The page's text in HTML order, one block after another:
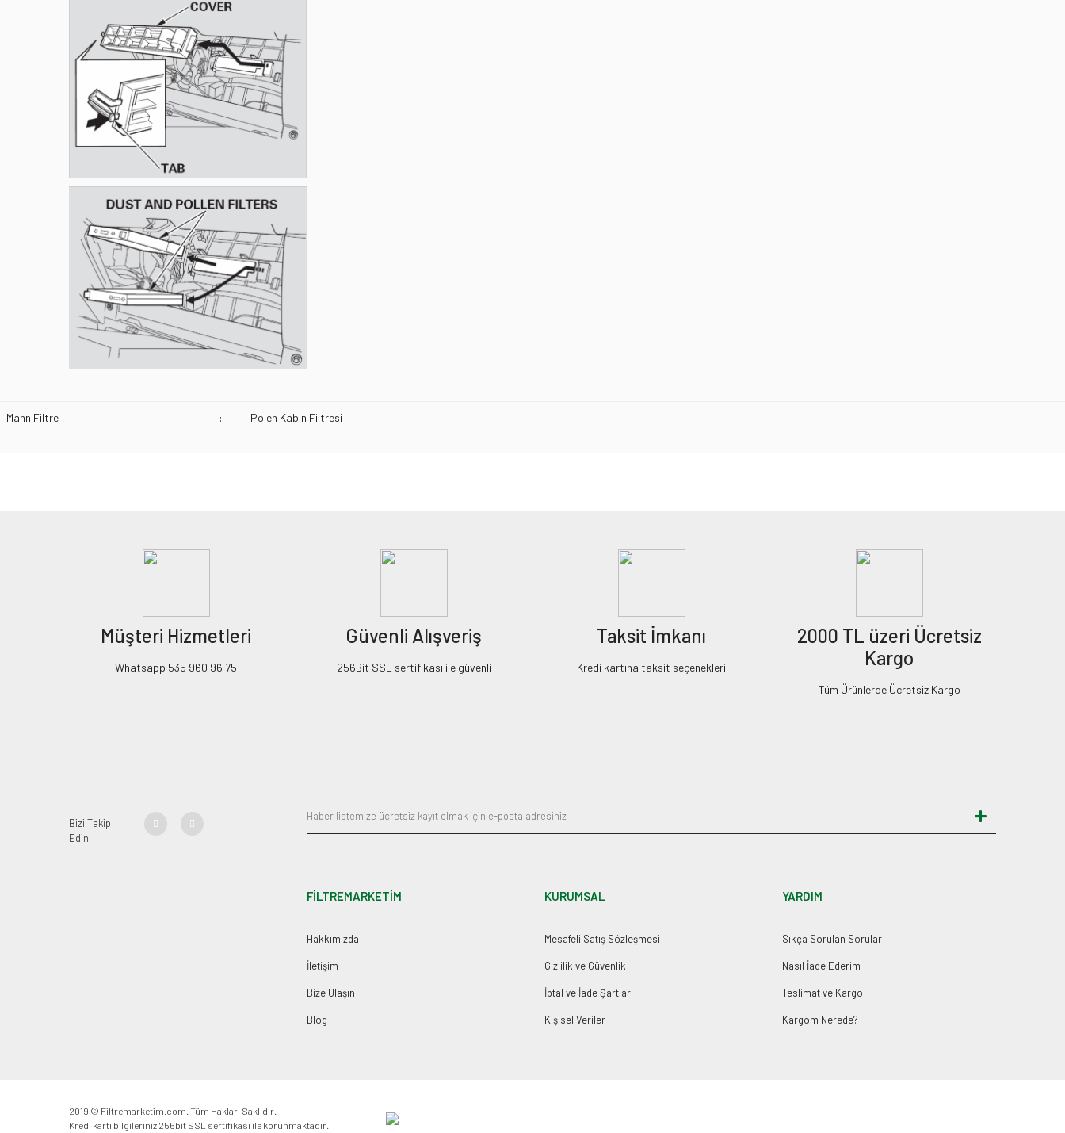
Mann Filtre : Polen Kabin Filtresi
Müşteri Hizmetleri
Whatsapp 535 960 96 75
Güvenli Alışveriş
256Bit SSL sertifikası ile güvenli
Taksit İmkanı
Kredi kartına taksit seçenekleri
2000 TL üzeri Ücretsiz
Kargo
Tüm Ürünlerde Ücretsiz Kargo
Bizi Takip
Edin
FİLTREMARKETİM
Hakkımızda
İletişim
Bize Ulaşın
Blog
KURUMSAL
Mesafeli Satış Sözleşmesi
Gizlilik ve Güvenlik
İptal ve İade Şartları
Kişisel Veriler
YARDIM
Sıkça Sorulan Sorular
Nasıl İade Ederim
Teslimat ve Kargo
Kargom Nerede?
2019 © Filtremarketim.com. Tüm Hakları Saklıdır.
Kredi kartı bilgileriniz 256bit SSL sertifikası ile korunmaktadır.